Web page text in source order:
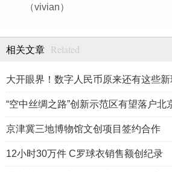
（vivian）
相关文章 Related
大开眼界！数字人民币原来还有这些新
“空中丝绸之路”创新示范区有望落户北
京津冀三地博物馆文创项目签约合作
12小时30万件 C罗球衣销售额创纪录